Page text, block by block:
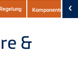
Komponenten ‹
&